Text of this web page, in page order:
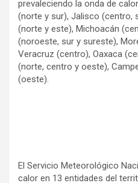
prevaleciendo la onda de
(norte y sur), Jalisco (centro,
(norte y este), Michoacán
(noroeste, sur y sureste),
Veracruz (centro), Oaxaca
(norte, centro y oeste),
(oeste).
El Servicio Meteorológico
calor en 13 entidades del